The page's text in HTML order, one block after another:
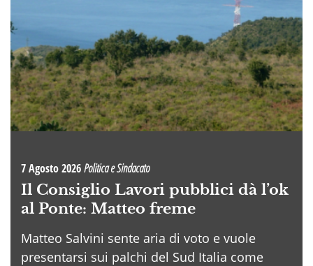
7 Agosto 2026Politica e Sindacato
Il Consiglio Lavori pubblici dà l’ok
al Ponte: Matteo freme
Matteo Salvini sente aria di voto e vuole
presentarsi sui palchi del Sud Italia come